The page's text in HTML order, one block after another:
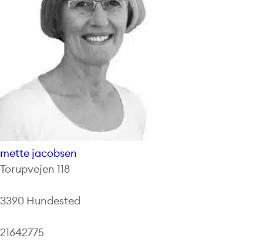
mette jacobsen
Torupvejen 118
3390 Hundested
21642775